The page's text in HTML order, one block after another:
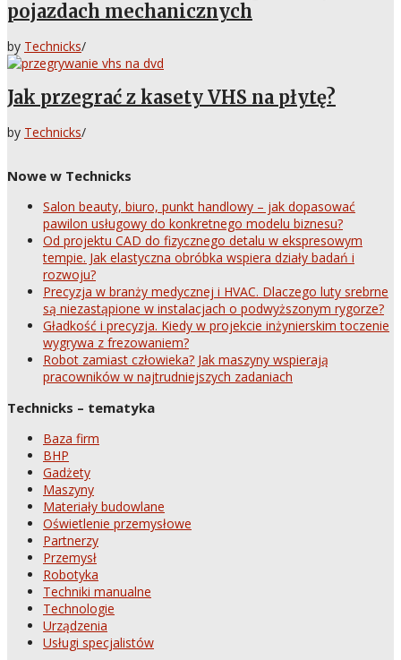
pojazdach mechanicznych
by Technicks/
Jak przegrać z kasety VHS na płytę?
by Technicks/
Nowe w Technicks
Salon beauty, biuro, punkt handlowy – jak dopasować
pawilon usługowy do konkretnego modelu biznesu?
Od projektu CAD do fizycznego detalu w ekspresowym
tempie. Jak elastyczna obróbka wspiera działy badań i
rozwoju?
Precyzja w branży medycznej i HVAC. Dlaczego luty srebrne
są niezastąpione w instalacjach o podwyższonym rygorze?
Gładkość i precyzja. Kiedy w projekcie inżynierskim toczenie
wygrywa z frezowaniem?
Robot zamiast człowieka? Jak maszyny wspierają
pracowników w najtrudniejszych zadaniach
Technicks – tematyka
Baza firm
BHP
Gadżety
Maszyny
Materiały budowlane
Oświetlenie przemysłowe
Partnerzy
Przemysł
Robotyka
Techniki manualne
Technologie
Urządzenia
Usługi specjalistów